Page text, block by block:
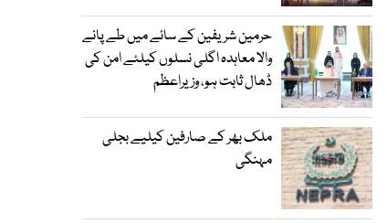
حرمین شریفین کے سائے میں طے پانے
والا معاہدہ اگلی نسلوں کیلئے امن کی
ڈھال ثابت ہو، وزیراعظم
ملک بھر کے صارفین کیلیے بجلی
مہنگی